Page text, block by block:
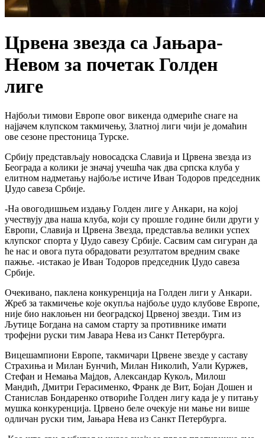
Црвена звезда са Јањара-
Невом за почетак Голден
лиге
Најбољи тимови Европе овог викенда одмериће снаге на
најјачем клупском такмичењу, Златној лиги чији је домаћин
ове сезоне престоница Турске.
Србију представљају новосадска Славија и Црвена звезда из
Београда а колики је значај учешћа чак два српска клуба у
елитном надметању најбоље истиче Иван Тодоров председник
Џудо савеза Србије.
-На овогодишњем издању Голден лиге у Анкари, на којој
учествују два наша клуба, који су прошле године били други у
Европи, Славија и Црвена Звезда, представља велики успех
клупског спорта у Џудо савезу Србије. Сасвим сам сигуран да
ће нас и овога пута обрадовати резултатом вредним сваке
пажње. -истакао је Иван Тодоров председник Џудо савеза
Србије.
Очекивано, паклена конкуренција на Голден лиги у Анкари.
Жреб за такмичење које окупља најбоље џудо клубове Европе,
није био наклоњен ни београдској Црвеној звезди. Тим из
Љутице Богдана на самом старту за противнике имати
трофејни руски тим Јавара Нева из Санкт Петербурга.
Вицешампиони Европе, такмичари Црвене звезде у саставу
Страхиња и Милан Бунчић, Милан Николић, Уали Куржев,
Стефан и Немања Мајдов, Александар Кукољ, Милош
Мандић, Дмитри Герасименко, Франк де Вит, Бојан Дошен и
Станислав Бондаренко отвориће Голден лигу када је у питању
мушка конкуренција. Црвено беле очекује ни мање ни више
одличан руски тим, Јањара Нева из Санкт Петербурга.